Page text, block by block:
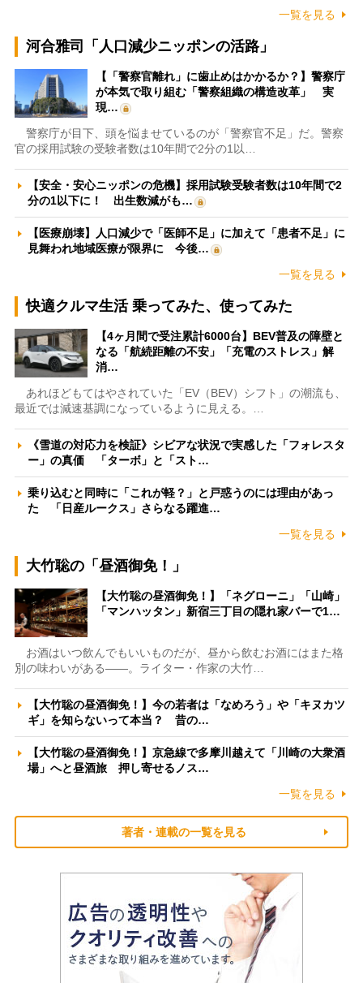
一覧を見る
河合雅司「人口減少ニッポンの活路」
【「警察官離れ」に歯止めはかかるか？】警察庁
が本気で取り組む「警察組織の構造改革」 実
現…
警察庁が目下、頭を悩ませているのが「警察官不足」だ。警察
官の採用試験の受験者数は10年間で2分の1以…
【安全・安心ニッポンの危機】採用試験受験者数は10年間で2
分の1以下に！ 出生数減がも…
【医療崩壊】人口減少で「医師不足」に加えて「患者不足」に
見舞われ地域医療が限界に 今後…
一覧を見る
快適クルマ生活 乗ってみた、使ってみた
【4ヶ月間で受注累計6000台】BEV普及の障壁と
なる「航続距離の不安」「充電のストレス」解
消…
あれほどもてはやされていた「EV（BEV）シフト」の潮流も、
最近では減速基調になっているように見える。…
《雪道の対応力を検証》シビアな状況で実感した「フォレスタ
ー」の真価 「ターボ」と「スト…
乗り込むと同時に「これが軽？」と戸惑うのには理由があっ
た 「日産ルークス」さらなる躍進…
一覧を見る
大竹聡の「昼酒御免！」
【大竹聡の昼酒御免！】「ネグローニ」「山崎」
「マンハッタン」新宿三丁目の隠れ家バーで1…
お酒はいつ飲んでもいいものだが、昼から飲むお酒にはまた格
別の味わいがある――。ライター・作家の大竹…
【大竹聡の昼酒御免！】今の若者は「なめろう」や「キヌカツ
ギ」を知らないって本当？ 昔の…
【大竹聡の昼酒御免！】京急線で多摩川越えて「川崎の大衆酒
場」へと昼酒旅 押し寄せるノス…
一覧を見る
著者・連載の一覧を見る